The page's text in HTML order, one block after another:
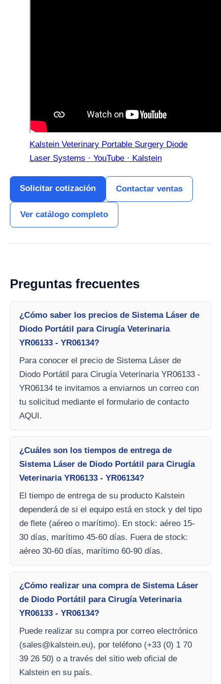
Kalstein Veterinary Portable Surgery Diode
Laser Systems · YouTube · Kalstein
Solicitar cotización Contactar ventas
Ver catálogo completo
Preguntas frecuentes
¿Cómo saber los precios de Sistema Láser de
Diodo Portátil para Cirugía Veterinaria
YR06133 - YR06134?
Para conocer el precio de Sistema Láser de
Diodo Portátil para Cirugía Veterinaria YR06133 -
YR06134 te invitamos a enviarnos un correo con
tu solicitud mediante el formulario de contacto
AQUI.
¿Cuáles son los tiempos de entrega de
Sistema Láser de Diodo Portátil para Cirugía
Veterinaria YR06133 - YR06134?
El tiempo de entrega de su producto Kalstein
dependerá de si el equipo está en stock y del tipo
de flete (aéreo o marítimo). En stock: aéreo 15-
30 días, marítimo 45-60 días. Fuera de stock:
aéreo 30-60 días, marítimo 60-90 días.
¿Cómo realizar una compra de Sistema Láser
de Diodo Portátil para Cirugía Veterinaria
YR06133 - YR06134?
Puede realizar su compra por correo electrónico
(sales@kalstein.eu), por teléfono (+33 (0) 1 70
39 26 50) o a través del sitio web oficial de
Kalstein en su país.